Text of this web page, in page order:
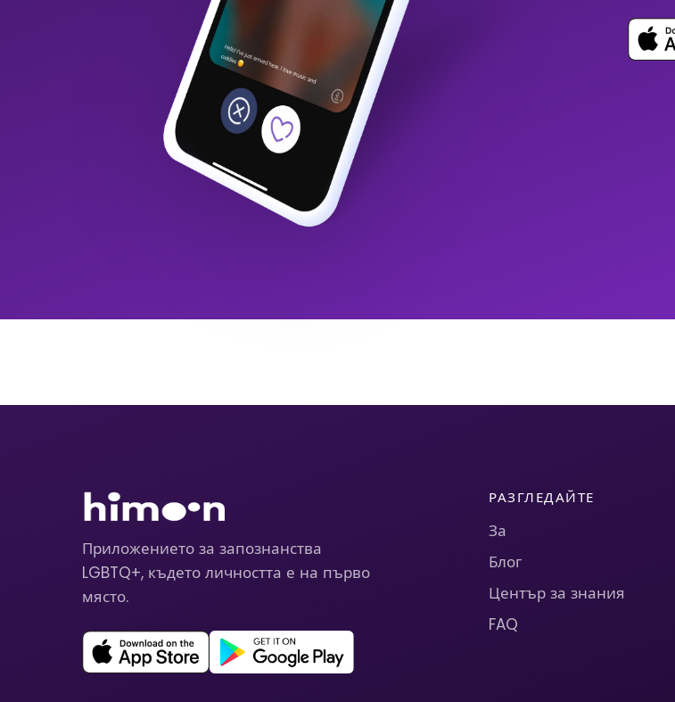
Приложението за запознанства
LGBTQ+, където личността е на първо
място.
РАЗГЛЕДАЙТЕ
За
Блог
Център за знания
FAQ